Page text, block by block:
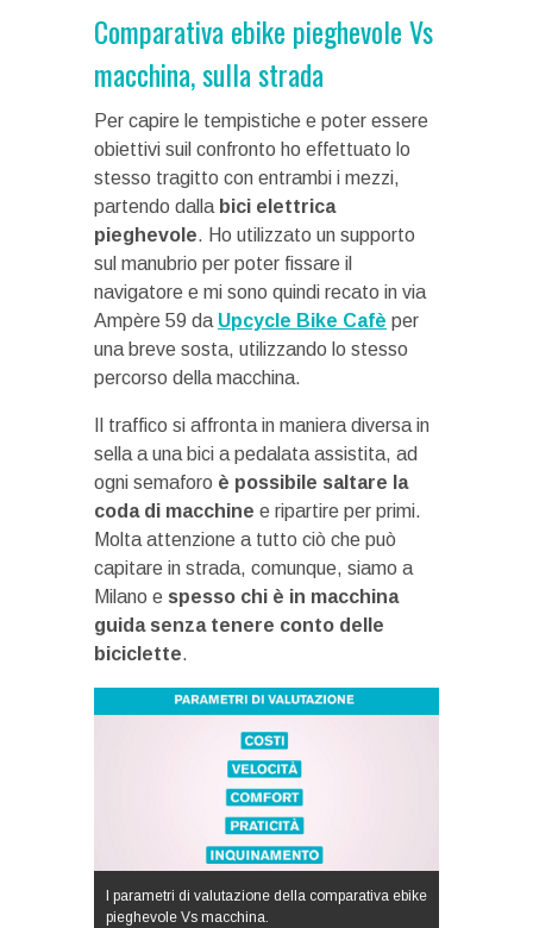
Comparativa ebike pieghevole Vs
macchina, sulla strada
Per capire le tempistiche e poter essere
obiettivi suil confronto ho effettuato lo
stesso tragitto con entrambi i mezzi,
partendo dalla bici elettrica
pieghevole. Ho utilizzato un supporto
sul manubrio per poter fissare il
navigatore e mi sono quindi recato in via
Ampère 59 da Upcycle Bike Cafè per
una breve sosta, utilizzando lo stesso
percorso della macchina.
Il traffico si affronta in maniera diversa in
sella a una bici a pedalata assistita, ad
ogni semaforo è possibile saltare la
coda di macchine e ripartire per primi.
Molta attenzione a tutto ciò che può
capitare in strada, comunque, siamo a
Milano e spesso chi è in macchina
guida senza tenere conto delle
biciclette.
I parametri di valutazione della comparativa ebike
pieghevole Vs macchina.